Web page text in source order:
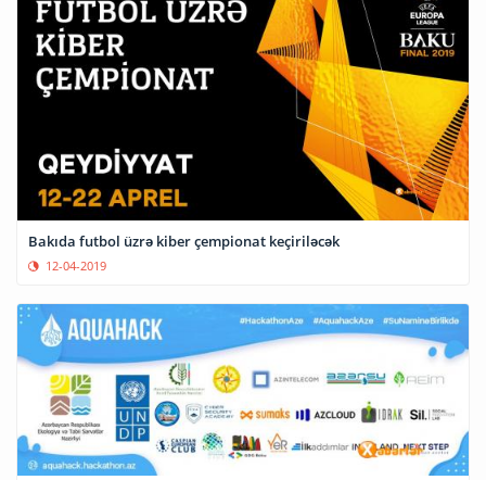
Bakıda futbol üzrə kiber çempionat keçiriləcək
12-04-2019